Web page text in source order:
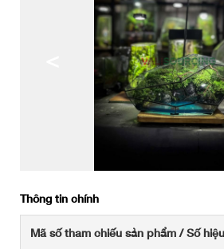
Thông tin chính
Mã số tham chiếu sản phẩm / Số